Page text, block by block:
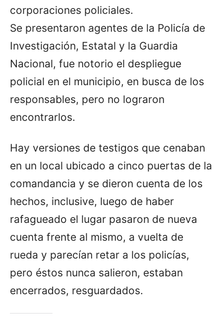
corporaciones policiales.
Se presentaron agentes de la Policía de
Investigación, Estatal y la Guardia
Nacional, fue notorio el despliegue
policial en el municipio, en busca de los
responsables, pero no lograron
encontrarlos.
Hay versiones de testigos que cenaban
en un local ubicado a cinco puertas de la
comandancia y se dieron cuenta de los
hechos, inclusive, luego de haber
rafagueado el lugar pasaron de nueva
cuenta frente al mismo, a vuelta de
rueda y parecían retar a los policías,
pero éstos nunca salieron, estaban
encerrados, resguardados.